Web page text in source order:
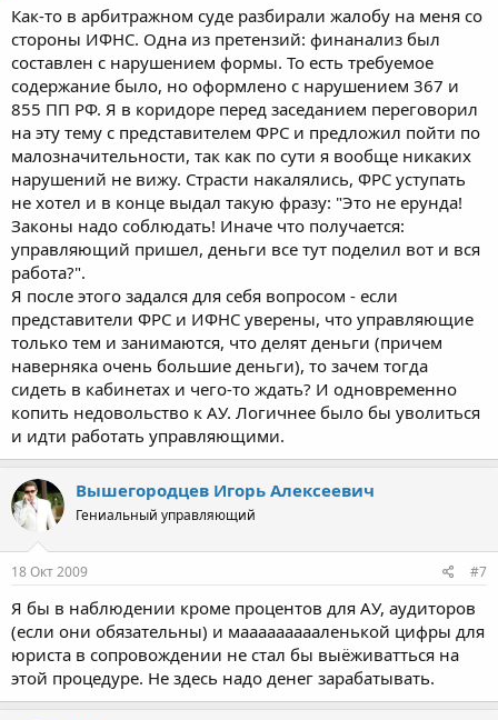
имени (от имени должника или от имени ИП) и оплатой за чей
счёт (денег должника или денег временного с последующим
возмещением) договор будет.
Как-то в арбитражном суде разбирали жалобу на меня со
стороны ИФНС. Одна из претензий: финанализ был
составлен с нарушением формы. То есть требуемое
содержание было, но оформлено с нарушением 367 и
855 ПП РФ. Я в коридоре перед заседанием переговорил
на эту тему с представителем ФРС и предложил пойти по
малозначительности, так как по сути я вообще никаких
нарушений не вижу. Страсти накалялись, ФРС уступать
не хотел и в конце выдал такую фразу: "Это не ерунда!
Законы надо соблюдать! Иначе что получается:
управляющий пришел, деньги все тут поделил вот и вся
работа?".
Я после этого задался для себя вопросом - если
представители ФРС и ИФНС уверены, что управляющие
только тем и занимаются, что делят деньги (причем
наверняка очень большие деньги), то зачем тогда
сидеть в кабинетах и чего-то ждать? И одновременно
копить недовольство к АУ. Логичнее было бы уволиться
и идти работать управляющими.
Вышегородцев Игорь Алексеевич
Гениальный управляющий
18 Окт 2009 #7
Я бы в наблюдении кроме процентов для АУ, аудиторов
(если они обязательны) и маааааааааленькой цифры для
юриста в сопровождении не стал бы выёживатться на
этой процедуре. Не здесь надо денег зарабатывать.